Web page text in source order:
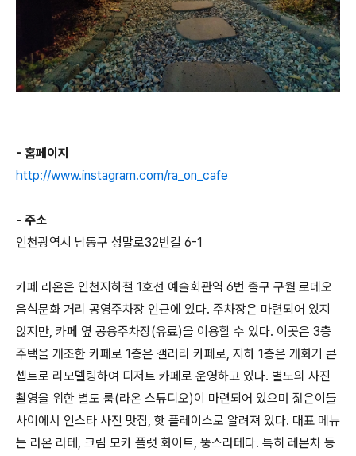
- 홈페이지
http://www.instagram.com/ra_on_cafe
- 주소
인천광역시 남동구 성말로32번길 6-1
카페 라온은 인천지하철 1호선 예술회관역 6번 출구 구월 로데오
음식문화 거리 공영주차장 인근에 있다. 주차장은 마련되어 있지
않지만, 카페 옆 공용주차장(유료)을 이용할 수 있다. 이곳은 3층
주택을 개조한 카페로 1층은 갤러리 카페로, 지하 1층은 개화기 콘
셉트로 리모델링하여 디저트 카페로 운영하고 있다. 별도의 사진
촬영을 위한 별도 룸(라온 스튜디오)이 마련되어 있으며 젊은이들
사이에서 인스타 사진 맛집, 핫 플레이스로 알려져 있다. 대표 메뉴
는 라온 라테, 크림 모카 플랫 화이트, 뚱스라테다. 특히 레몬차 등